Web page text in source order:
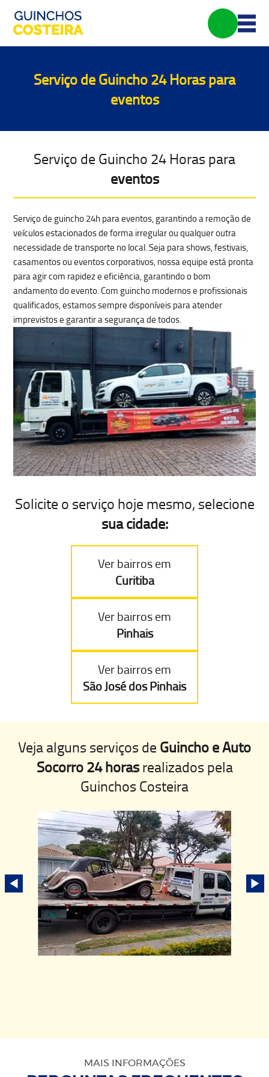
Serviço de Guincho 24 Horas para
eventos
Serviço de Guincho 24 Horas para
eventos
Serviço deguincho 24h para eventos, garantindo aremoção de
veículos estacionados de forma irregularou qualquer outra
necessidade de transporte no local. Seja para shows, festivais,
casamentos ou eventos corporativos, nossa equipe está pronta
para agir com rapidez e eficiência, garantindo o bom
andamento do evento. Com guincho modernos e profissionais
qualificados, estamos sempre disponíveis para atender
imprevistos e garantir a segurança de todos.
Solicite o serviço hoje mesmo, selecione
sua cidade:
Ver bairros em
Curitiba
Ver bairros em
Pinhais
Ver bairros em
São José dos Pinhais
Veja alguns serviços de Guincho e Auto
Socorro 24 horasrealizados pela
Guinchos Costeira
MAIS INFORMAÇÕES